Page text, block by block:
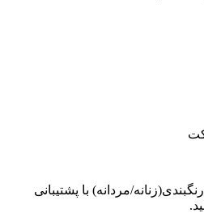
مردانه) با پشتیبانی